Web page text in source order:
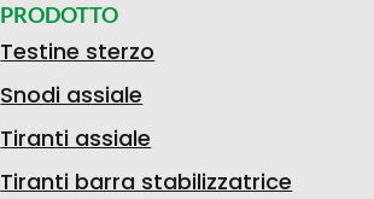
PRODOTTO
Testine sterzo
Snodi assiale
Tiranti assiale
Tiranti barra stabilizzatrice